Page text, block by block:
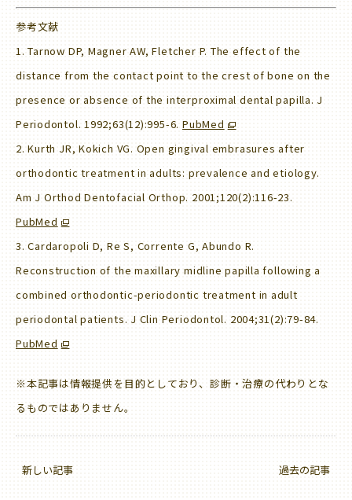
参考文献
1. Tarnow DP, Magner AW, Fletcher P. The effect of the
distance from the contact point to the crest of bone on the
presence or absence of the interproximal dental papilla. J
Periodontol. 1992;63(12):995-6. PubMed
2. Kurth JR, Kokich VG. Open gingival embrasures after
orthodontic treatment in adults: prevalence and etiology.
Am J Orthod Dentofacial Orthop. 2001;120(2):116-23.
PubMed
3. Cardaropoli D, Re S, Corrente G, Abundo R.
Reconstruction of the maxillary midline papilla following a
combined orthodontic-periodontic treatment in adult
periodontal patients. J Clin Periodontol. 2004;31(2):79-84.
PubMed
※本記事は情報提供を目的としており、診断・治療の代わりとな
るものではありません。
新しい記事 過去の記事